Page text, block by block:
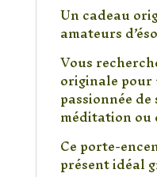
Un cadeau
amateurs
Vous
originale pour
passionnée
méditation ou
Ce porte-
présent idéal